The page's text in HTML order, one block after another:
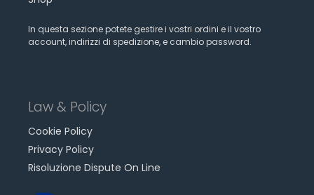
In questa sezione potete gestire i vostri ordini e il vostro
account, indirizzi di spedizione, e cambio password.
Law & Policy
Cookie Policy
Privacy Policy
Risoluzione Dispute On Line